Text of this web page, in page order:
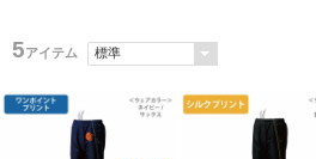
5アイテム